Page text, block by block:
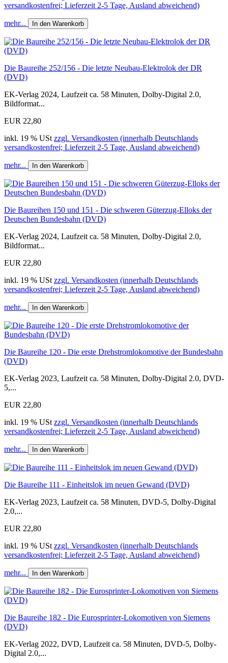
versandkostenfrei; Lieferzeit 2-5 Tage, Ausland abweichend)
mehr... In den Warenkorb
Die Baureihe 252/156 - Die letzte Neubau-Elektrolok der DR
(DVD)
EK-Verlag 2024, Laufzeit ca. 58 Minuten, Dolby-Digital 2.0,
Bildformat...
EUR 22,80
inkl. 19 % USt zzgl. Versandkosten (innerhalb Deutschlands
versandkostenfrei; Lieferzeit 2-5 Tage, Ausland abweichend)
mehr... In den Warenkorb
Die Baureihen 150 und 151 - Die schweren Güterzug-Elloks der
Deutschen Bundesbahn (DVD)
EK-Verlag 2024, Laufzeit ca. 58 Minuten, Dolby-Digital 2.0,
Bildformat...
EUR 22,80
inkl. 19 % USt zzgl. Versandkosten (innerhalb Deutschlands
versandkostenfrei; Lieferzeit 2-5 Tage, Ausland abweichend)
mehr... In den Warenkorb
Die Baureihe 120 - Die erste Drehstromlokomotive der Bundesbahn
(DVD)
EK-Verlag 2023, Laufzeit ca. 58 Minuten, Dolby-Digital 2.0, DVD-
5,...
EUR 22,80
inkl. 19 % USt zzgl. Versandkosten (innerhalb Deutschlands
versandkostenfrei; Lieferzeit 2-5 Tage, Ausland abweichend)
mehr... In den Warenkorb
Die Baureihe 111 - Einheitslok im neuen Gewand (DVD)
EK-Verlag 2023, Laufzeit ca. 58 Minuten, DVD-5, Dolby-Digital
2.0,...
EUR 22,80
inkl. 19 % USt zzgl. Versandkosten (innerhalb Deutschlands
versandkostenfrei; Lieferzeit 2-5 Tage, Ausland abweichend)
mehr... In den Warenkorb
Die Baureihe 182 - Die Eurosprinter-Lokomotiven von Siemens
(DVD)
EK-Verlag 2022, DVD, Laufzeit ca. 58 Minuten, DVD-5, Dolby-
Digital 2.0,...